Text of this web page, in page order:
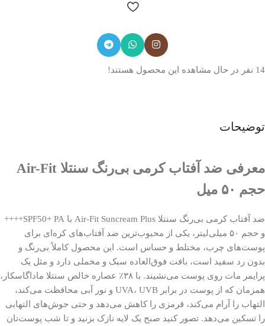
14 نفر در حال مشاهده این محصول هستند!
توضیحات
معرفی ضد آفتاب کرمی بی‌رنگ سنتلا Air-Fit
حجم ۵۰ میل
ضد آفتاب کرمی بی‌رنگ سنتلا Air-Fit Suncream Plus با SPF50+ PA++++
و حجم ۵۰ میلی‌لیتر، یکی از محبوب‌ترین ضد آفتاب‌های کره‌ای برای
پوست‌های چرب، مختلط و حساس است. این محصول کاملاً بی‌رنگ و
بدون رد سفید است، بافت فوق‌العاده سبک و مخملی دارد و مثل یک
پرایمر مات روی پوست می‌نشیند. با ۳۸٪ عصاره خالص سنتلا ماداگاسکار،
همزمان که از پوست در برابر UVA، UVB و نور آبی محافظت می‌کند،
التهاب را آرام می‌کند، قرمزی را کاهش می‌دهد و حتی جوش‌های التهابی
را تسکین می‌دهد. تصور کنید صبح یک لایه نازک بزنید و تا شب پوست‌تان